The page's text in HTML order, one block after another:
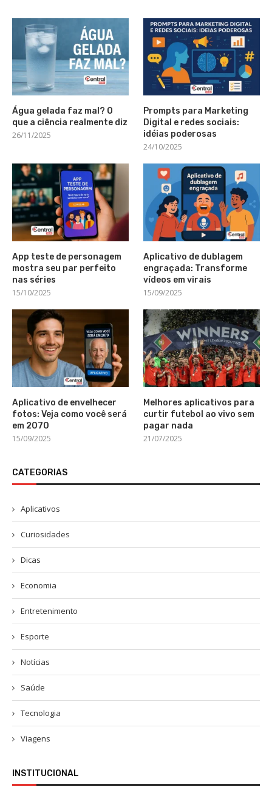
Água gelada faz mal? O
que a ciência realmente diz
26/11/2025
Prompts para Marketing
Digital e redes sociais:
idéias poderosas
24/10/2025
App teste de personagem
mostra seu par perfeito
nas séries
15/10/2025
Aplicativo de dublagem
engraçada: Transforme
vídeos em virais
15/09/2025
Aplicativo de envelhecer
fotos: Veja como você será
em 2070
15/09/2025
Melhores aplicativos para
curtir futebol ao vivo sem
pagar nada
21/07/2025
CATEGORIAS
Aplicativos
Curiosidades
Dicas
Economia
Entretenimento
Esporte
Notícias
Saúde
Tecnologia
Viagens
INSTITUCIONAL